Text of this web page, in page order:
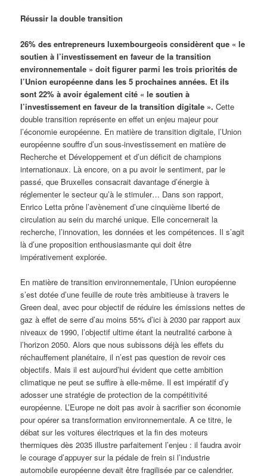
Réussir la double transition
26% des entrepreneurs luxembourgeois considèrent que « le
soutien à l’investissement en faveur de la transition
environnementale » doit figurer parmi les trois priorités de
l’Union européenne dans les 5 prochaines années. Et ils
sont 22% à avoir également cité « le soutien à
l’investissement en faveur de la transition digitale ». Cette
double transition représente en effet un enjeu majeur pour
l’économie européenne. En matière de transition digitale, l’Union
européenne souffre d’un sous-investissement en matière de
Recherche et Développement et d’un déficit de champions
internationaux. Là encore, on a pu avoir le sentiment, par le
passé, que Bruxelles consacrait davantage d’énergie à
réglementer le secteur qu’à le stimuler… Dans son rapport,
Enrico Letta prône l’avènement d’une cinquième liberté de
circulation au sein du marché unique. Elle concernerait la
recherche, l’innovation, les données et les compétences. Il s’agit
là d’une proposition enthousiasmante qui doit être
impérativement explorée.
En matière de transition environnementale, l’Union européenne
s’est dotée d’une feuille de route très ambitieuse à travers le
Green deal, avec pour objectif de réduire les émissions nettes de
gaz à effet de serre d’au moins 55% d’ici à 2030 par rapport aux
niveaux de 1990, l’objectif ultime étant la neutralité carbone à
l’horizon 2050. Alors que nous subissons déjà les effets du
réchauffement planétaire, il n’est pas question de revoir ces
objectifs. Mais il est aujourd’hui évident que cette ambition
climatique ne peut se suffire à elle-même. Il est impératif d’y
adosser une stratégie de protection de la compétitivité
européenne. L’Europe ne doit pas avoir à sacrifier son économie
pour opérer sa transformation environnementale. A ce titre, le
débat sur les voitures électriques et la fin des moteurs
thermiques dès 2035 illustre parfaitement l’enjeu : il faudra avoir
le courage d’appuyer sur la pédale de frein si l’industrie
automobile européenne devait être fragilisée par ce calendrier.